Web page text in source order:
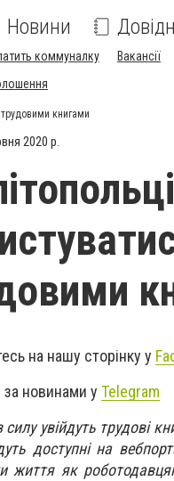
Новини
коммуналку Вакансії
книгами
2020 р.
на нашу сторінку у
за новинами у Telegram
силу увійдуть трудові
доступні на
життя як